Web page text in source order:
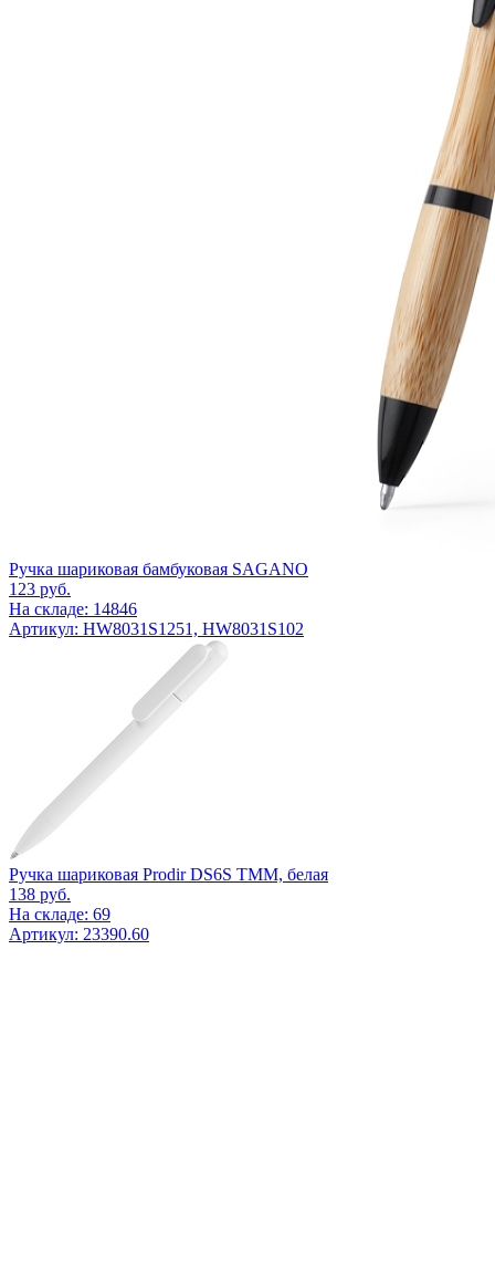
Ручка шариковая бамбуковая SAGANO
123 руб.
На складе: 14846
Артикул: HW8031S1251, HW8031S102
Ручка шариковая Prodir DS6S TMM, белая
138 руб.
На складе: 69
Артикул: 23390.60